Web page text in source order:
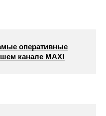
оперативные
канале МАХ!